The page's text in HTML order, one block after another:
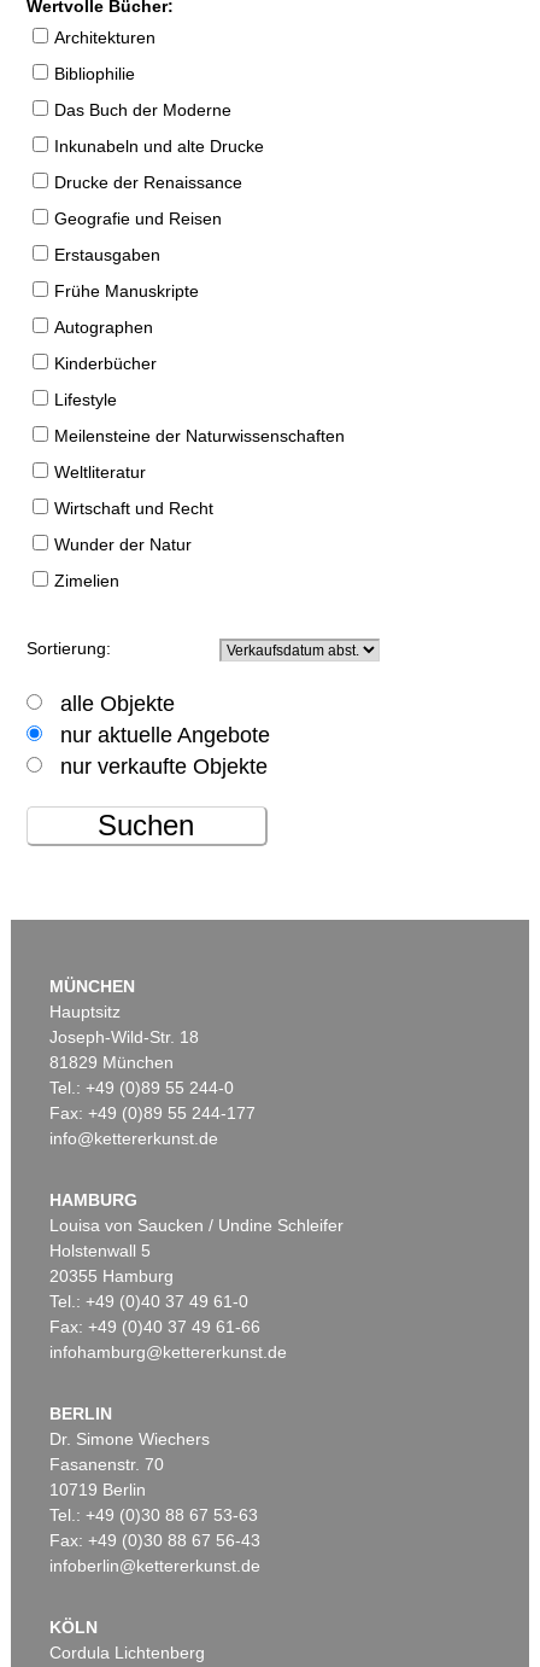
Wertvolle Bücher:
Architekturen
Bibliophilie
Das Buch der Moderne
Inkunabeln und alte Drucke
Drucke der Renaissance
Geografie und Reisen
Erstausgaben
Frühe Manuskripte
Autographen
Kinderbücher
Lifestyle
Meilensteine der Naturwissenschaften
Weltliteratur
Wirtschaft und Recht
Wunder der Natur
Zimelien
Sortierung:
alle Objekte
nur aktuelle Angebote
nur verkaufte Objekte
Suchen
MÜNCHEN
Hauptsitz
Joseph-Wild-Str. 18
81829 München
Tel.: +49 (0)89 55 244-0
Fax: +49 (0)89 55 244-177
info@kettererkunst.de
HAMBURG
Louisa von Saucken / Undine Schleifer
Holstenwall 5
20355 Hamburg
Tel.: +49 (0)40 37 49 61-0
Fax: +49 (0)40 37 49 61-66
infohamburg@kettererkunst.de
BERLIN
Dr. Simone Wiechers
Fasanenstr. 70
10719 Berlin
Tel.: +49 (0)30 88 67 53-63
Fax: +49 (0)30 88 67 56-43
infoberlin@kettererkunst.de
KÖLN
Cordula Lichtenberg